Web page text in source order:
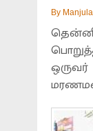
By Manjula